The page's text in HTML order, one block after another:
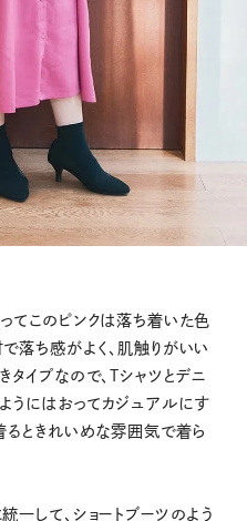
てこのピンクは落ち着いた色
落ち感がよく、肌触りがいい
タイプなので、Tシャツとデニ
うにはおってカジュアルにす
るときれいめな雰囲気で着ら
一して、ショートブーツのよう